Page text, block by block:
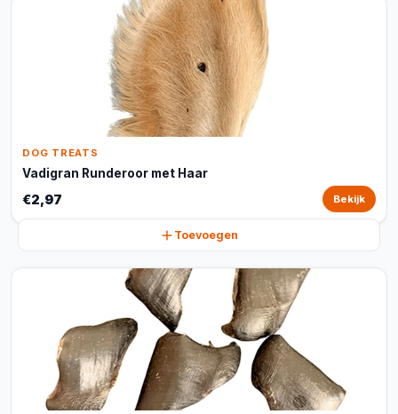
DOG TREATS
Vadigran Runderoor met Haar
€2,97 Bekijk
Toevoegen